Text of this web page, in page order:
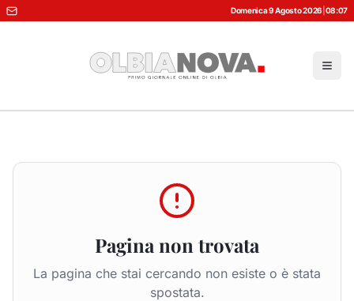
Domenica 9 Agosto 2026 08:07
Pagina non trovata
La pagina che stai cercando non esiste o è stata
spostata.